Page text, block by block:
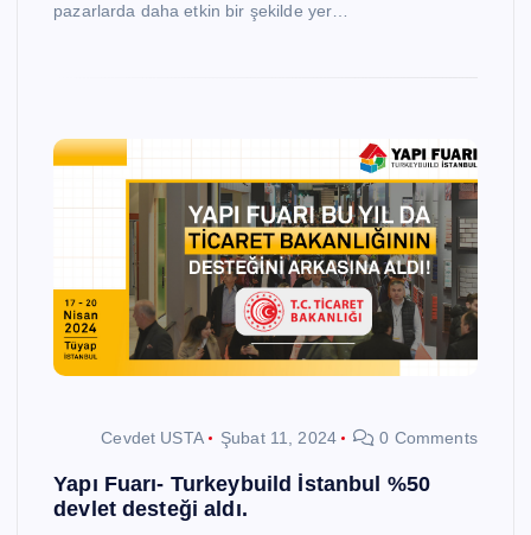
pazarlarda daha etkin bir şekilde yer…
Cevdet USTA Şubat 11, 2024 0 Comments
Yapı Fuarı- Turkeybuild İstanbul %50
devlet desteği aldı.